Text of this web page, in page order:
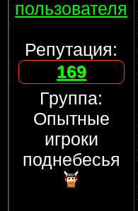
пользователя
Репутация:
169
Группа:
Опытные
игроки
поднебесья